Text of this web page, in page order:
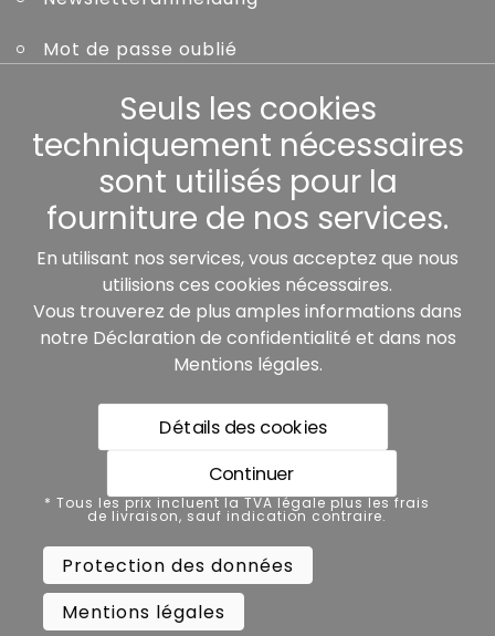
Mot de passe oublié
Nos partenaires:
* Tous les prix incluent la TVA légale plus les frais de
livraison, sauf indication contraire.
Protection des données
Mentions légales
Conditions générales de vente
Seuls les cookies
techniquement nécessaires
sont utilisés pour la
fourniture de nos services.
En utilisant nos services, vous acceptez que nous
utilisions ces cookies nécessaires.
Vous trouverez de plus amples informations dans
notre Déclaration de confidentialité et dans nos
Mentions légales.
Détails des cookies
Continuer
* Tous les prix incluent la TVA légale plus les frais
de livraison, sauf indication contraire.
Protection des données
Mentions légales